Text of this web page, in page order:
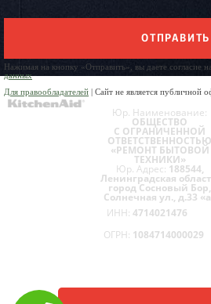
ОТПРАВИТЬ
Нажимая на кнопку «Отправить», вы даете согласие
данных
Для правообладателей | Сайт не является публичной
Юр. Наименование:
ОБЩЕСТВО
С ОГРАНИЧЕННОЙ
ОТВЕТСТВЕННОСТЬЮ
«РЕМОНТ БЫТОВОЙ
ТЕХНИКИ»
Юр. Адрес: 188544,
Ленинградская
город Сосновый Бор,
Солнечная ул., д.33
ИНН: 4714021476
ОГРН: 1084714000029